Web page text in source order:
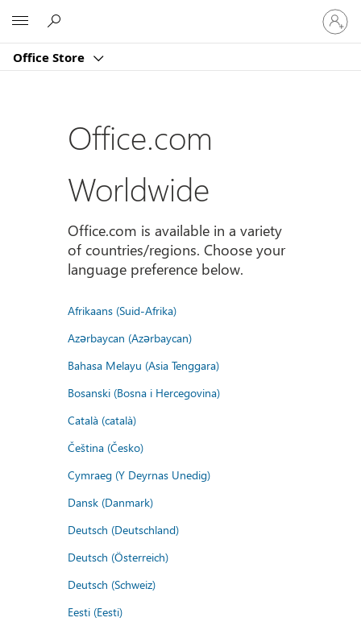
Office Store
Sign
in
to
account
Office.com
Worldwide
Office.com is available in a variety
of countries/regions. Choose your
language preference below.
Afrikaans (Suid-Afrika)
Azərbaycan (Azərbaycan)
Bahasa Melayu (Asia Tenggara)
Bosanski (Bosna i Hercegovina)
Català (català)
Čeština (Česko)
Cymraeg (Y Deyrnas Unedig)
Dansk (Danmark)
Deutsch (Deutschland)
Deutsch (Österreich)
Deutsch (Schweiz)
Eesti (Eesti)